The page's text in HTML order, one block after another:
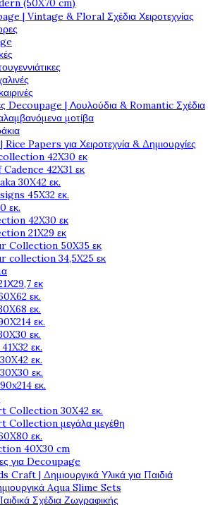
(50X70 cm)
| Vintage & Floral Σχέδια Χειροτεχνίας
Decoupage | Λουλούδια & Romantic Σχέδια
μοτίβα
Papers για Χειροτεχνία & Δημιουργίες
42X30 εκ
42X31 εκ
30X42 εκ.
45X32 εκ.
εκ.
42X30 εκ
21X29 εκ
Collection 50X35 εκ
collection 34,5X25 εκ
εκ
εκ.
εκ.
εκ.
εκ.
εκ.
εκ.
εκ.
εκ.
Collection 30X42 εκ.
Collection μεγάλα μεγέθη
εκ.
40X30 cm
για Decoupage
Craft | Δημιουργικά Υλικά για Παιδιά
Aqua Slime Sets
Σχέδια Ζωγραφικής